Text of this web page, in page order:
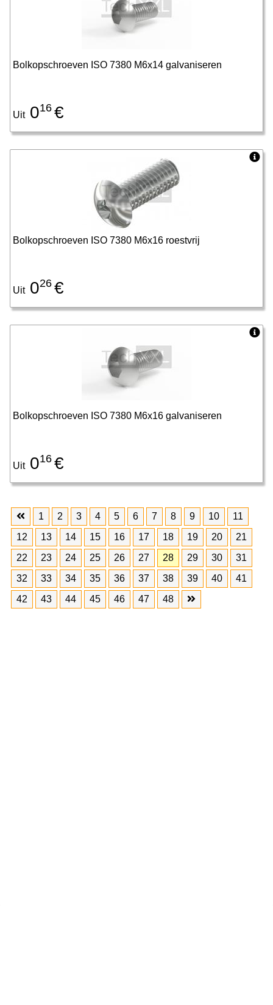
Bolkopschroeven ISO 7380 M6x14 galvaniseren
Uit016 €
Bolkopschroeven ISO 7380 M6x16 roestvrij
Uit026 €
Bolkopschroeven ISO 7380 M6x16 galvaniseren
Uit016 €
1 2 3 4 5 6 7 8 9 10
11
12
13 14 15 16 17 18 19 20
21
22
23 24 25 26 27 28 29 30
31
32
33 34 35 36 37 38 39 40
41
42
43 44 45 46 47 48